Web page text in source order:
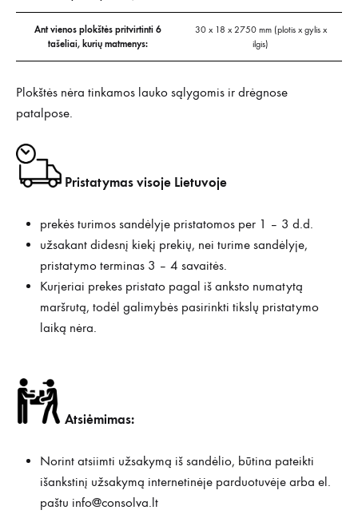
Ant vienos plokštės pritvirtinti 6
tašeliai, kurių matmenys:
30 x 18 x 2750 mm (plotis x gylis x
ilgis)
Plokštės nėra tinkamos lauko sąlygomis ir drėgnose
patalpose.
Pristatymas visoje Lietuvoje
prekės turimos sandėlyje pristatomos per 1 – 3 d.d.
užsakant didesnį kiekį prekių, nei turime sandėlyje,
pristatymo terminas 3 – 4 savaitės.
Kurjeriai prekes pristato pagal iš anksto numatytą
maršrutą, todėl galimybės pasirinkti tikslų pristatymo
laiką nėra.
Atsiėmimas:
Norint atsiimti užsakymą iš sandėlio, būtina pateikti
išankstinį užsakymą internetinėje parduotuvėje arba el.
paštu info@consolva.lt